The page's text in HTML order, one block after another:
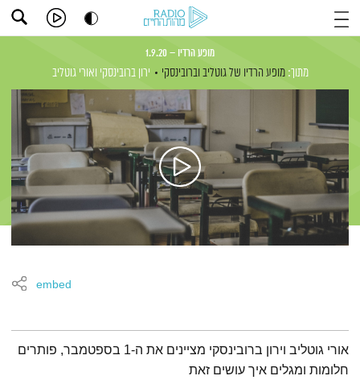
מופע הרדיו – 1.9.20
מתוך: מופע הרדיו של גוטליב וברובינסקי ירון ברובינסקי ואורי גוטליב
embed
תמצית הפודקאסט
אורי גוטליב וירון ברובינסקי מציינים את ה-1 בספטמבר, פותרים
חלומות ומגלים איך עושים זאת